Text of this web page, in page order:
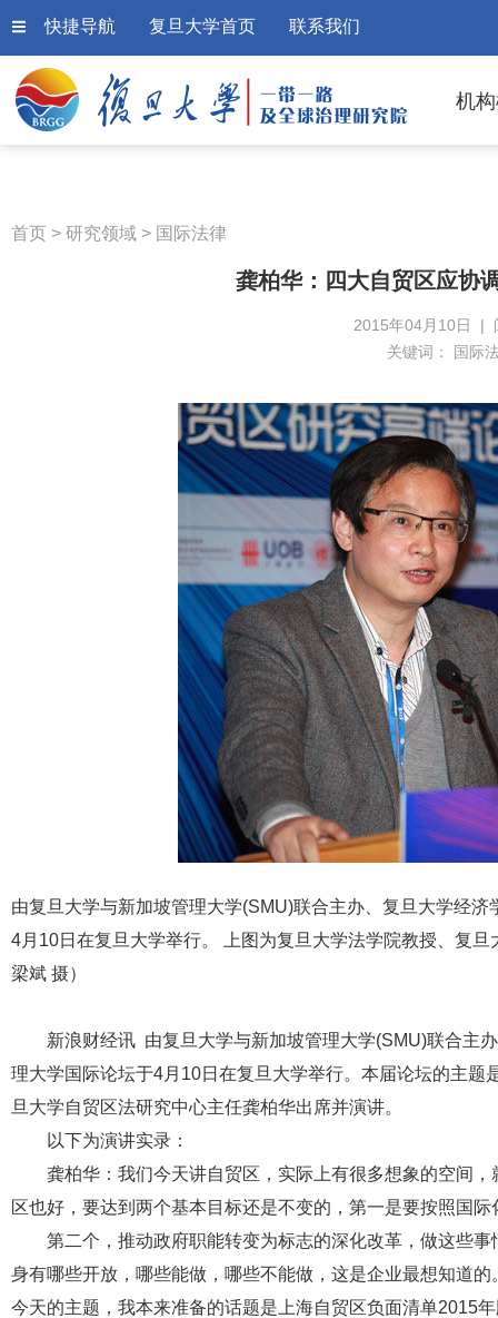
快捷导航 复旦大学首页 联系我们
机
首页 > 研究领域 > 国际法律
龚柏华：四大自贸区应协
2015年04月10日 |
关键词：
国际
由复旦大学与新加坡管理大学(SMU)联合主办、复旦大学经
4月10日在复旦大学举行。 上图为复旦大学法学院教授、复
梁斌 摄）
新浪财经讯 由复旦大学与新加坡管理大学(SMU)联合主
理大学国际论坛于4月10日在复旦大学举行。本届论坛的主题
旦大学自贸区法研究中心主任龚柏华出席并演讲。
以下为演讲实录：
龚柏华：我们今天讲自贸区，实际上有很多想象的空间，
区也好，要达到两个基本目标还是不变的，第一是要按照国
第二个，推动政府职能转变为标志的深化改革，做这些事
身有哪些开放，哪些能做，哪些不能做，这是企业最想知道
今天的主题，我本来准备的话题是上海自贸区负面清单2015